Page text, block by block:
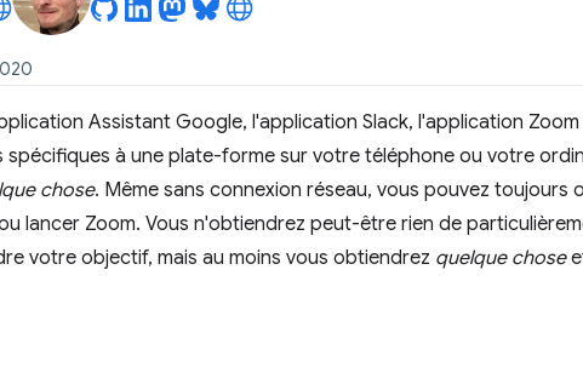
Assistant Google, l'application Slack, l'application
spécifiques à une plate-forme sur votre téléphone ou votre
chose. Même sans connexion réseau, vous pouvez toujours
lancer Zoom. Vous n'obtiendrez peut-être rien de
votre objectif, mais au moins vous obtiendrez quelque chose